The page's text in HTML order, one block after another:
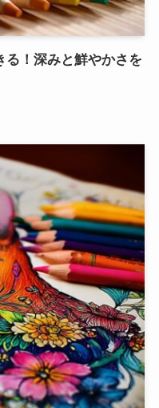
る！深みと鮮やかさを